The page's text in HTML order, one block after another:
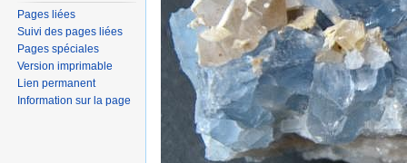
Pages liées
Suivi des pages liées
Pages spéciales
Version imprimable
Lien permanent
Information sur la page